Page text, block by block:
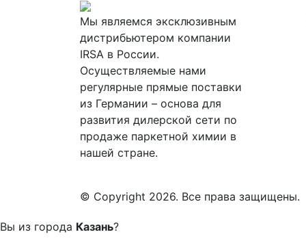
Мы являемся эксклюзивным
дистрибьютером компании
IRSA в России.
Осуществляемые нами
регулярные прямые поставки
из Германии – основа для
развития дилерской сети по
продаже паркетной химии в
нашей стране.
© Copyright 2026. Все права защищены.
Вы из города Казань?